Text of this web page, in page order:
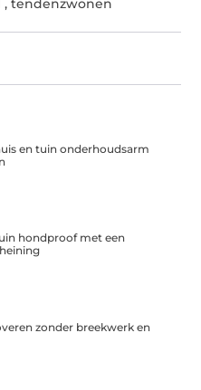
,tendenzwonen
en tuin onderhoudsarm
hondproof met een
zonder breekwerk en